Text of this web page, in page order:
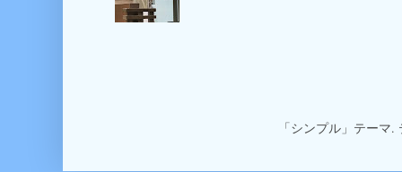
「シンプル」テー